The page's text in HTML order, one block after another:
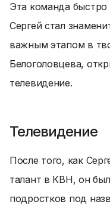
Эта команда
Сергей стал
важным этапом в
Белоголовцева,
телевидение.
Телевидение
После того, как
талант в КВН, он
подростков под